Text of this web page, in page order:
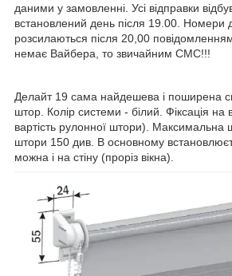
даними у замовленні. Усі відправки
встановлений день після 19.00. Номери
розсилаються після 20,00
немає Вайбера, то звичайним СМС!!!
Делайт 19 сама найдешева і поширена
штор. Колір системи - білий. Фіксація на
вартість рулонної штори). Максимальна
штори 150 див. В основному
можна і на стіну (проріз вікна).